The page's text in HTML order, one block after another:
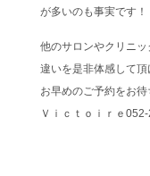
が多いのも事実です！
他のサロンやクリニッ
違いを是非体感して頂
お早めのご予約をお待
Ｖｉｃｔｏｉｒｅ